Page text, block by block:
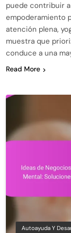
puede contribuir
empoderamiento
atención plena,
muestra que
conduce a una
Read More
Autoayuda Y